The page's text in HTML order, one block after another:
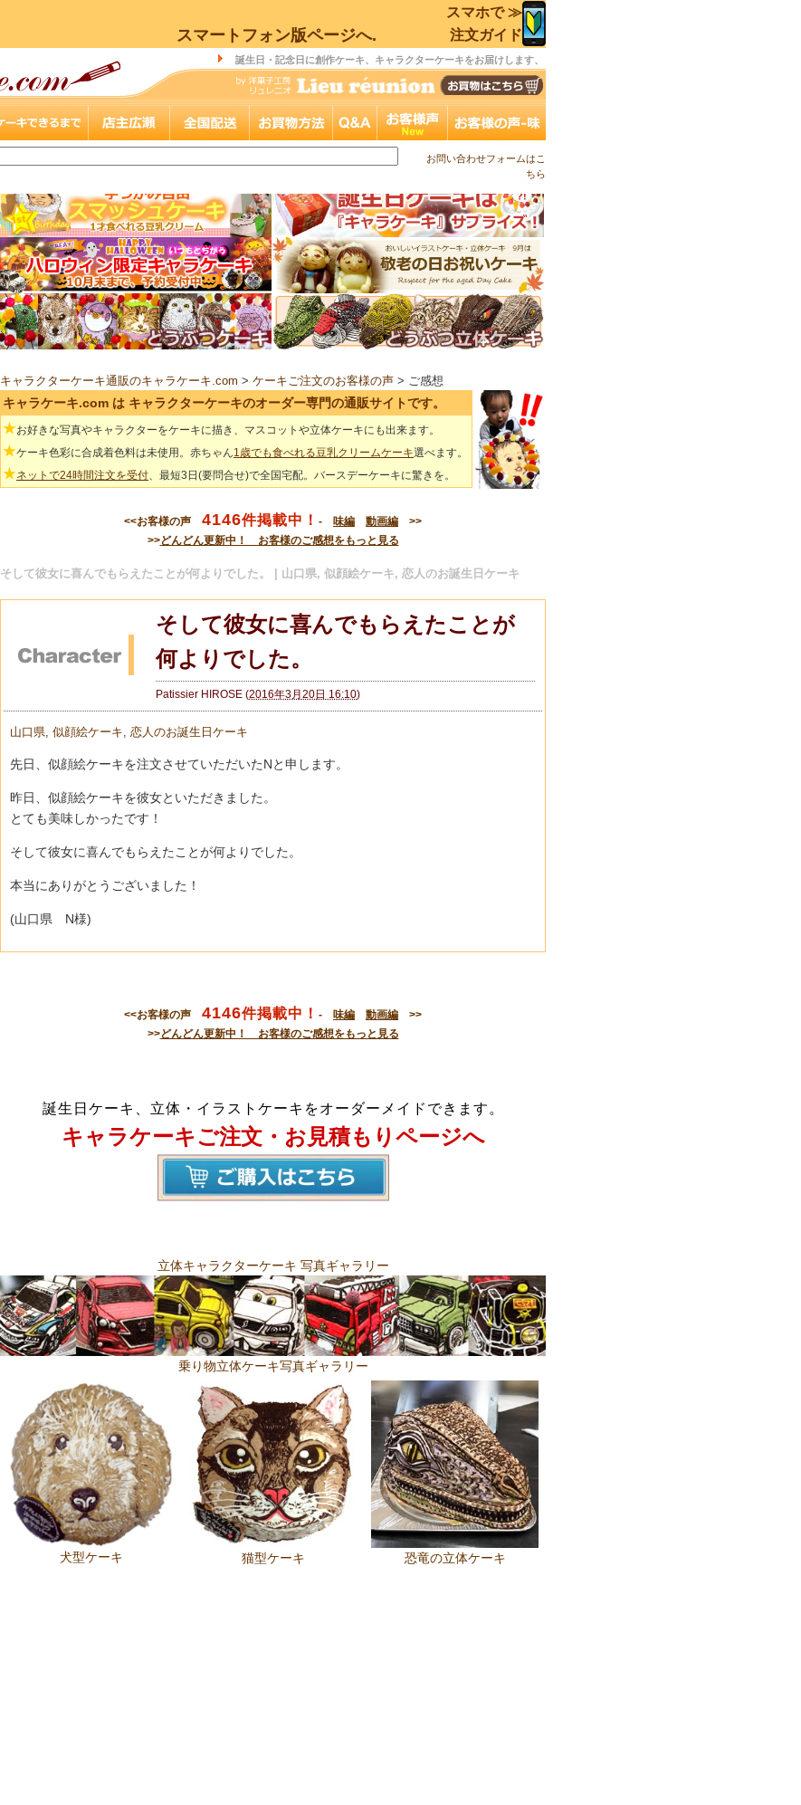
スマートフォン版ページへ.
スマホで ≫
注文ガイド
誕生日・記念日に創作ケーキ、キャラクターケーキをお届けします、
お問い合わせフォームはこ
ちら
キャラクターケーキ通販のキャラケーキ.com > ケーキご注文のお客様の声 > ご感想
キャラケーキ.com は キャラクターケーキのオーダー専門の通販サイトです。
★お好きな写真やキャラクターをケーキに描き、マスコットや立体ケーキにも出来ます。
★ケーキ色彩に合成着色料は未使用。赤ちゃん1歳でも食べれる豆乳クリームケーキ選べます。
★ネットで24時間注文を受付、最短3日(要問合せ)で全国宅配。バースデーケーキに驚きを。
<<お客様の声 4146件掲載中！ - 味編 動画編 >>
>>どんどん更新中！ お客様のご感想をもっと見る
そして彼女に喜んでもらえたことが何よりでした。 | 山口県, 似顔絵ケーキ, 恋人のお誕生日ケーキ
そして彼女に喜んでもらえたことが
何よりでした。
Patissier HIROSE (2016年3月20日 16:10)
山口県 似顔絵ケーキ 恋人のお誕生日ケーキ
先日、似顔絵ケーキを注文させていただいたNと申します。
昨日、似顔絵ケーキを彼女といただきました。
とても美味しかったです！
そして彼女に喜んでもらえたことが何よりでした。
本当にありがとうございました！
(山口県 N様)
<<お客様の声 4146件掲載中！ - 味編 動画編 >>
>>どんどん更新中！ お客様のご感想をもっと見る
誕生日ケーキ、立体・イラストケーキをオーダーメイドできます。
キャラケーキご注文・お見積もりページへ
立体キャラクターケーキ 写真ギャラリー
乗り物立体ケーキ写真ギャラリー
犬型ケーキ 猫型ケーキ 恐竜の立体ケーキ